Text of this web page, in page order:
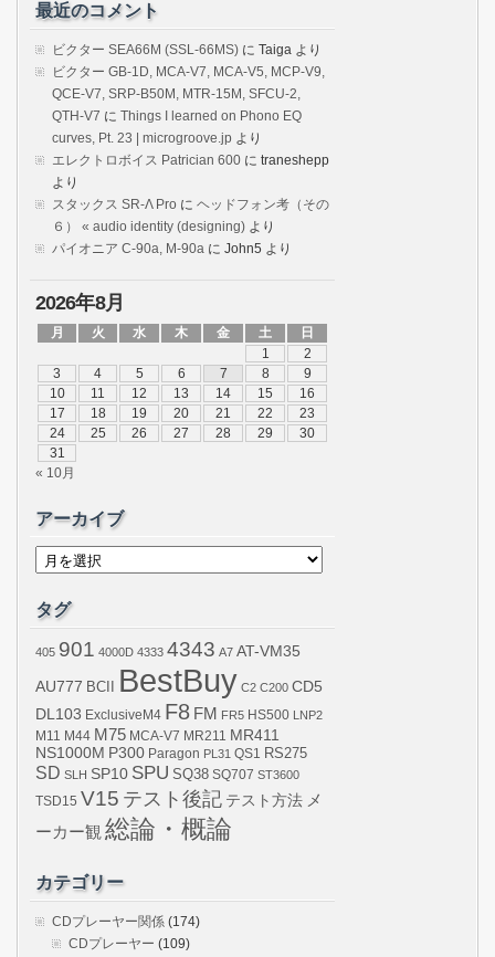
最近のコメント
ビクター SEA66M (SSL-66MS) に Taiga より
ビクター GB-1D, MCA-V7, MCA-V5, MCP-V9,
QCE-V7, SRP-B50M, MTR-15M, SFCU-2,
QTH-V7 に Things I learned on Phono EQ
curves, Pt. 23 | microgroove.jp より
エレクトロボイス Patrician 600 に traneshepp
より
スタックス SR-Λ Pro に ヘッドフォン考（その
６） « audio identity (designing) より
パイオニア C-90a, M-90a に John5 より
2026年8月
月 火 水 木 金 土
日
1
2
3
4 5 6 7 8
9
10
11 12 13 14 15
16
17
18 19 20 21 22
23
24
25 26 27 28 29
30
31
« 10月
アーカイブ
ア
イ
ブ
タグ
405 901 4000D 4333 4343 A7 AT-VM35
AU777 BCII BestBuy C2 C200 CD5
DL103 ExclusiveM4 F8 FM FR5 HS500 LNP2
M11
M44 M75 MCA-V7 MR211 MR411
NS1000M P300 Paragon PL31 QS1 RS275
SD SLH SP10 SPU SQ38 SQ707 ST3600
TSD15 V15 テスト後記 テスト方法 メ
ーカー観 総論・概論
カテゴリー
CDプレーヤー関係 (174)
CDプレーヤー (109)